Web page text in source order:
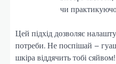
чи
Цей підхід дозволяє
потреби. Не поспішай –
шкіра віддячить тобі сяйвом!